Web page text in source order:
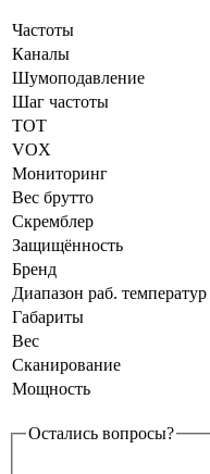
Частоты
Каналы
Шумоподавление
Шаг частоты
TOT
VOX
Мониторинг
Вес брутто
Скремблер
Защищённость
Бренд
Диапазон раб. температур
Габариты
Вес
Сканирование
Мощность
Остались вопросы?